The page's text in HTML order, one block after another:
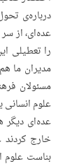
درباره‌ی
عده‌‌ای، از
را تعطیلی
مدیران ما
مسئولان
علوم انسانی
عده‌ای
خارج کردند
بناست علوم